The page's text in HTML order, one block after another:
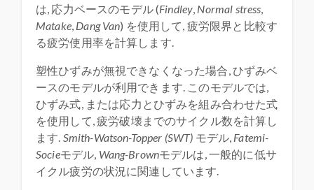
は, 応力ベースのモデル (Findley, Normal stress,
Matake, Dang Van) を使用して, 疲労限界と比較す
る疲労使用率を計算します.
塑性ひずみが無視できなくなった場合, ひずみベ
ースのモデルが利用できます. このモデルでは,
ひずみ式, または応力とひずみを組み合わせた式
を使用して, 疲労破壊までのサイクル数を計算し
ます. Smith-Watson-Topper (SWT) モデル, Fatemi-
Socieモデル, Wang-Brownモデルは, 一般的に低サ
イクル疲労の状況に関連しています.